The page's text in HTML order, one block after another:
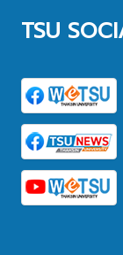
TSU